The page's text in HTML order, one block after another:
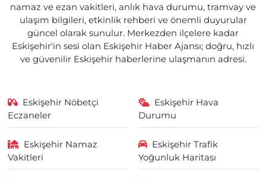
namaz ve ezan vakitleri, anlık hava durumu, tramvay ve
ulaşım bilgileri, etkinlik rehberi ve önemli duyurular
güncel olarak sunulur. Merkezden ilçelere kadar
Eskişehir'in sesi olan Eskişehir Haber Ajansı; doğru, hızlı
ve güvenilir Eskişehir haberlerine ulaşmanın adresi.
Eskişehir Nöbetçi
Eczaneler
Eskişehir Hava
Durumu
Eskişehir Namaz
Vakitleri
Eskişehir Trafik
Yoğunluk Haritası